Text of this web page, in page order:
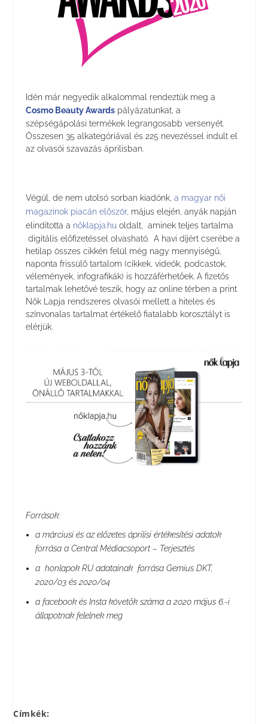
Idén már negyedik alkalommal rendeztük meg a
Cosmo Beauty Awardspályázatunkat, a
szépségápolási termékek legrangosabb versenyét.
Összesen 35 alkategóriával és 225 nevezéssel indult el
az olvasói szavazás áprilisban.
Végül, de nem utolsó sorban kiadónk, a magyar női
magazinok piacán először, május elején, anyák napján
elindította a nőklapja.hu oldalt, aminek teljes tartalma
digitális előfizetéssel olvasható. A havi díjért cserébe a
hetilap összes cikkén felül még nagy mennyiségű,
naponta frissülő tartalom (cikkek, videók, podcastok,
vélemények, infografikák) is hozzáférhetőek. A fizetős
tartalmak lehetővé teszik, hogy az online térben a print
Nők Lapja rendszeres olvasói mellett a hiteles és
színvonalas tartalmat értékelő fiatalabb korosztályt is
elérjük.
Források:
a márciusi és az előzetes áprilisi értékesítési adatok
forrása a Central Médiacsoport – Terjesztés
a honlapok RU adatainak forrása Gemius DKT,
2020/03 és 2020/04
a facebook és Insta követők száma a 2020 május 6.-i
állapotnak felelnek meg
Címkék: